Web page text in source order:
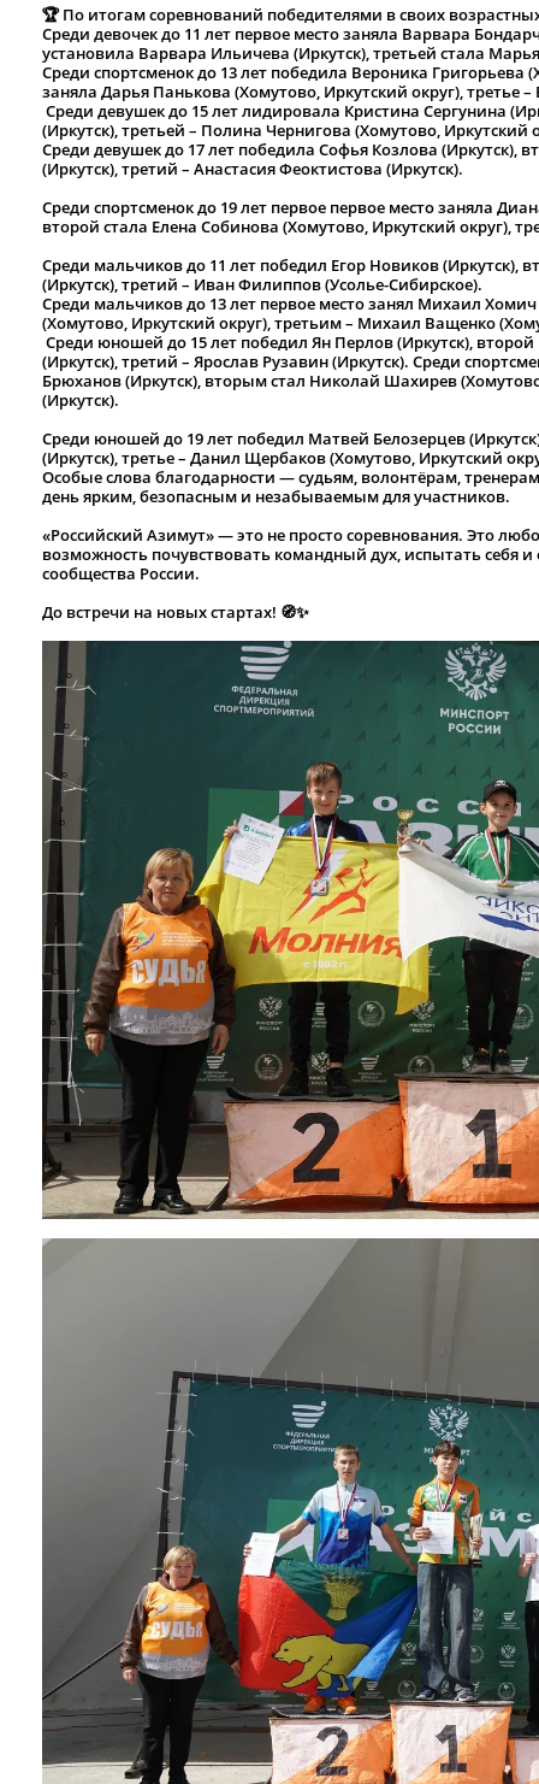
🏆 По итогам соревнований победителями в своих
Среди девочек до 11 лет первое место заняла Варвара
установила Варвара Ильичева (Иркутск), третьей стала
Среди спортсменок до 13 лет победила Вероника Григорьева
заняла Дарья Панькова (Хомутово, Иркутский округ), третье
Среди девушек до 15 лет лидировала Кристина Сергунина
(Иркутск), третьей – Полина Чернигова (Хомутово, Иркутский
Среди девушек до 17 лет победила Софья Козлова (Иркутск),
(Иркутск), третий – Анастасия Феоктистова (Иркутск).
Среди спортсменок до 19 лет первое первое место заняла
второй стала Елена Собинова (Хомутово, Иркутский округ),
Среди мальчиков до 11 лет победил Егор Новиков (Иркутск),
(Иркутск), третий – Иван Филиппов (Усолье-Сибирское).
Среди мальчиков до 13 лет первое место занял Михаил
(Хомутово, Иркутский округ), третьим – Михаил Ващенко
Среди юношей до 15 лет победил Ян Перлов (Иркутск),
(Иркутск), третий – Ярослав Рузавин (Иркутск). Среди
Брюханов (Иркутск), вторым стал Николай Шахирев
(Иркутск).
Среди юношей до 19 лет победил Матвей Белозерцев
(Иркутск), третье – Данил Щербаков (Хомутово, Иркутский
Особые слова благодарности — судьям, волонтёрам,
день ярким, безопасным и незабываемым для участников.
«Российский Азимут» — это не просто соревнования. Это
возможность почувствовать командный дух, испытать себя
сообщества России.
До встречи на новых стартах! 🧭✨